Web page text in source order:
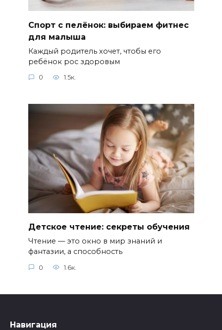
Спорт с пелёнок: выбираем фитнес
для малыша
Каждый родитель хочет, чтобы его
ребёнок рос здоровым
0 1.5к.
Детское чтение: секреты обучения
Чтение — это окно в мир знаний и
фантазии, а способность
0 1.6к.
Навигация